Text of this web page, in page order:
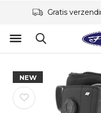
Gratis
NEW